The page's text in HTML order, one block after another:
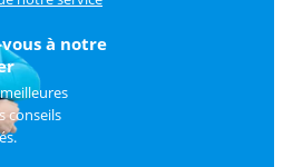
à notre
conseils